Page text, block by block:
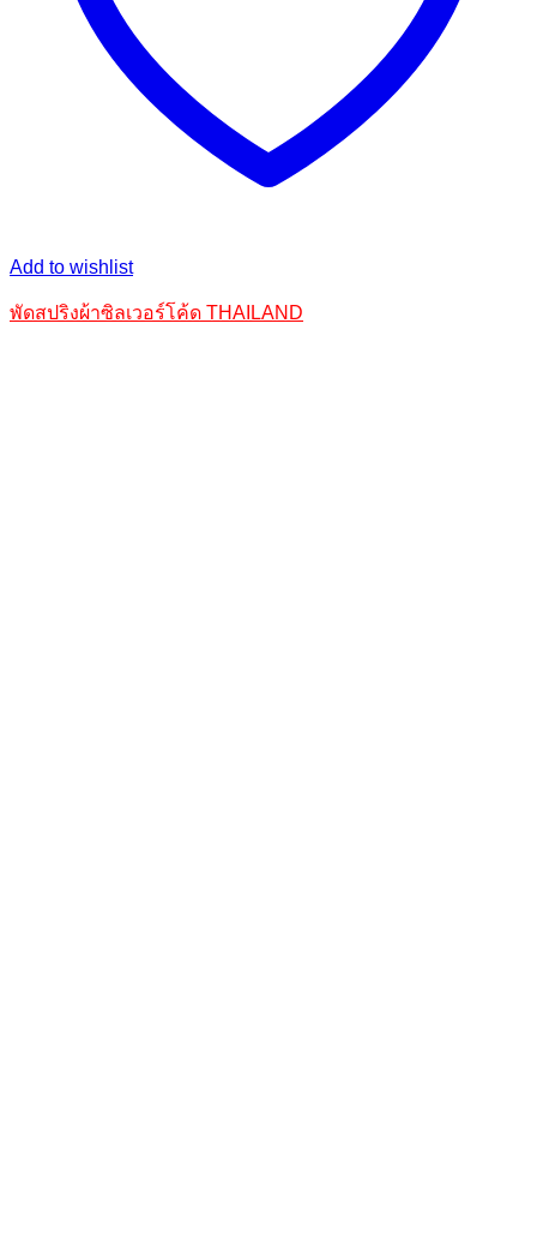
Add to wishlist
พัดสปริงผ้าซิลเวอร์โค้ด THAILAND